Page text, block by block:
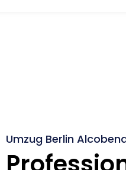
Umzug Berlin